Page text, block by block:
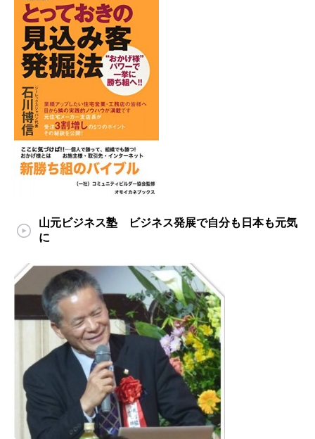
山元ビジネス塾 ビジネス発展で自分も日本も元気
に